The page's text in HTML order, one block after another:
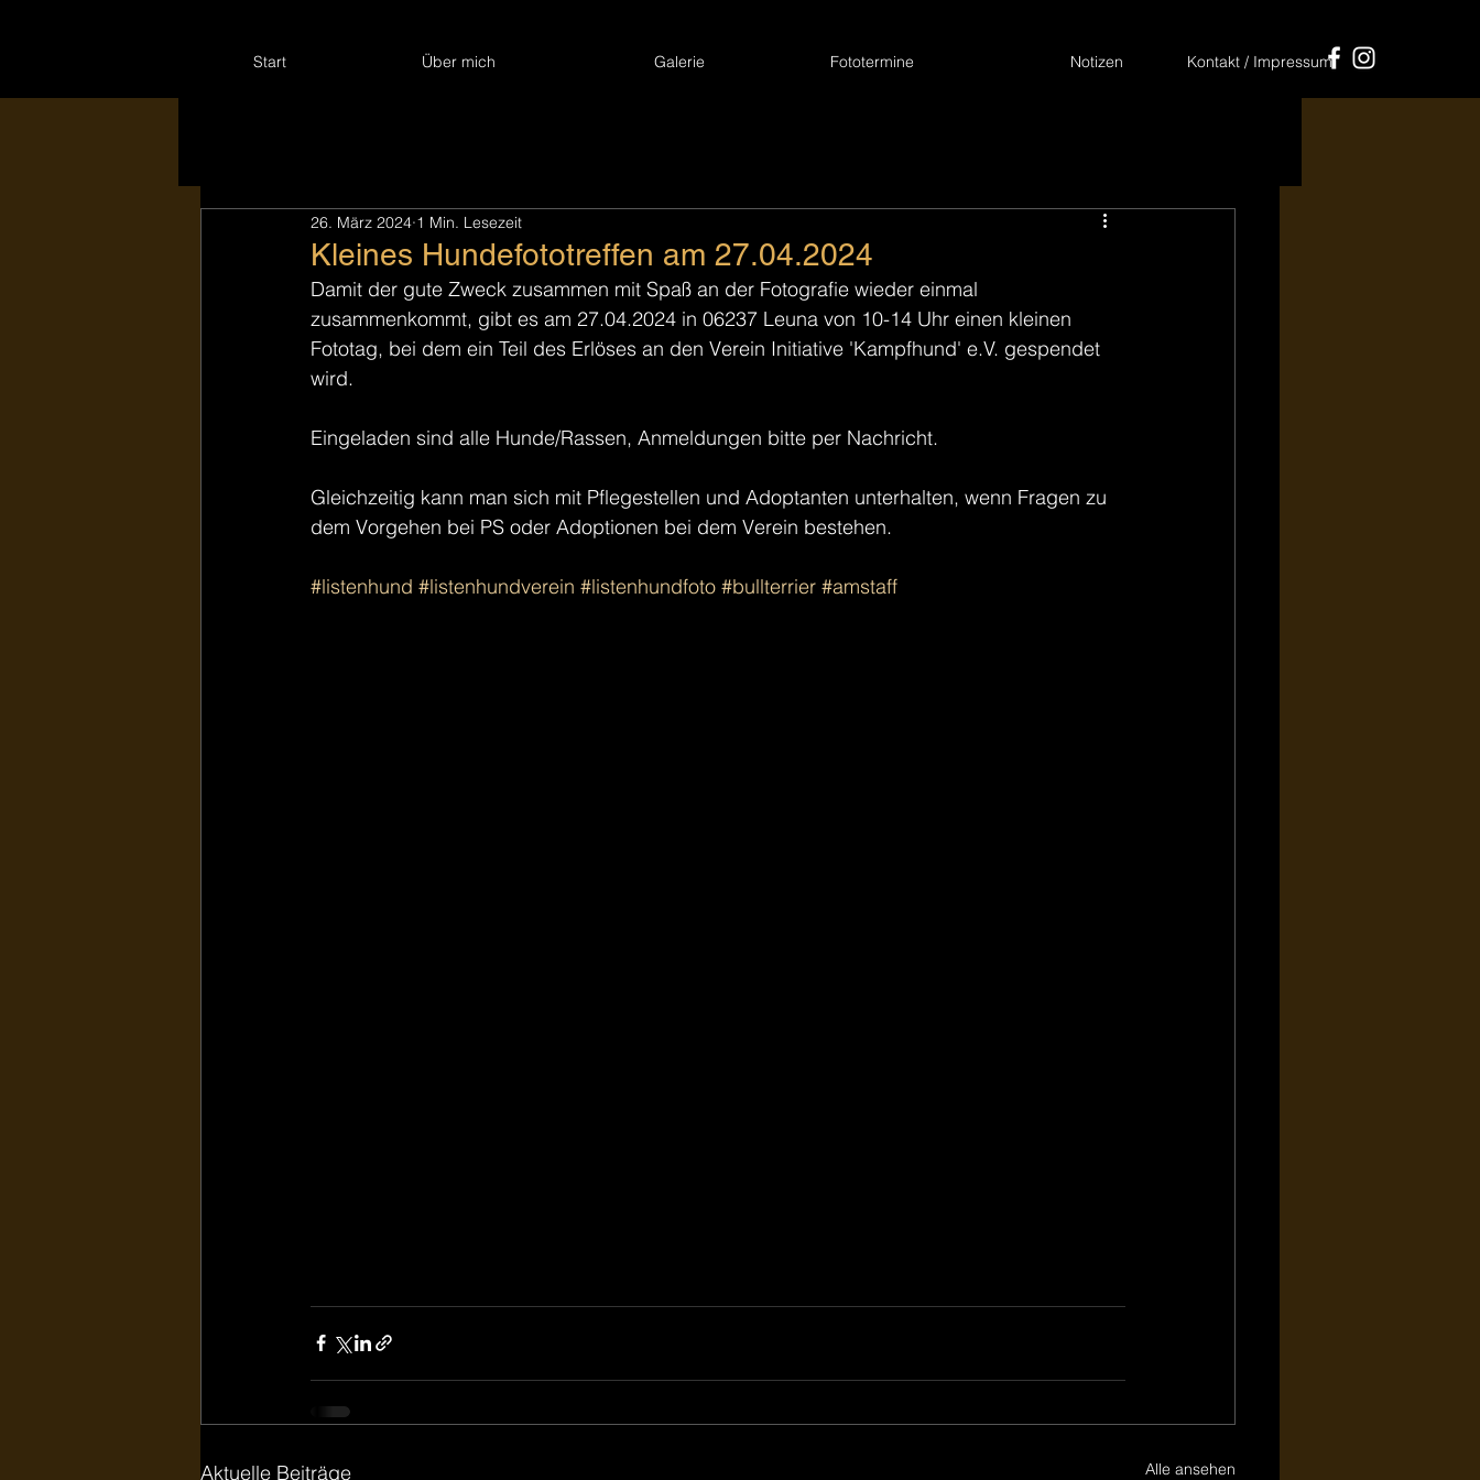
Start Über mich Galerie Fototermine Notizen Kontakt / Impressum
Kleines Hundefototreffen am 27.04.2024
26. März 2024 1 Min. Lesezeit
Damit der gute Zweck zusammen mit Spaß an der Fotografie wieder einmal
zusammenkommt, gibt es am 27.04.2024 in 06237 Leuna von 10-14 Uhr einen kleinen
Fototag, bei dem ein Teil des Erlöses an den Verein Initiative 'Kampfhund' e.V. gespendet
wird.
Eingeladen sind alle Hunde/Rassen, Anmeldungen bitte per Nachricht.
Gleichzeitig kann man sich mit Pflegestellen und Adoptanten unterhalten, wenn Fragen zu
dem Vorgehen bei PS oder Adoptionen bei dem Verein bestehen.
#listenhund #listenhundverein #listenhundfoto #bullterrier #amstaff
Aktuelle Beiträge Alle ansehen